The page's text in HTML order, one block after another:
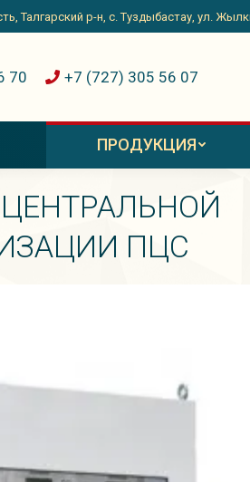
Талгарский р-н, с. Туздыбастау, ул.
70 +7 (727) 305 56 07
ПРОДУКЦИЯ
ПЦС